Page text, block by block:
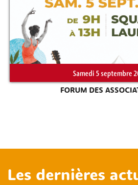
Samedi 5 septembre
FORUM DES
Les dernières